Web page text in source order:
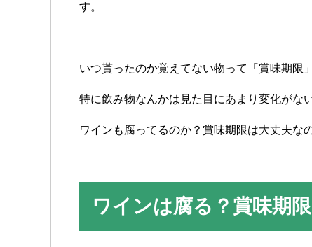
す。
いつ貰ったのか覚えてない物って「賞味期限
特に飲み物なんかは見た目にあまり変化がな
ワインも腐ってるのか？賞味期限は大丈夫な
ワインは腐る？賞味期